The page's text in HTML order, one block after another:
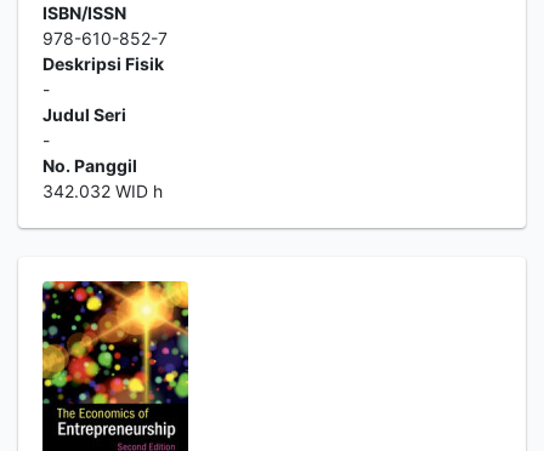
ISBN/ISSN
978-610-852-7
Deskripsi Fisik
-
Judul Seri
-
No. Panggil
342.032 WID h